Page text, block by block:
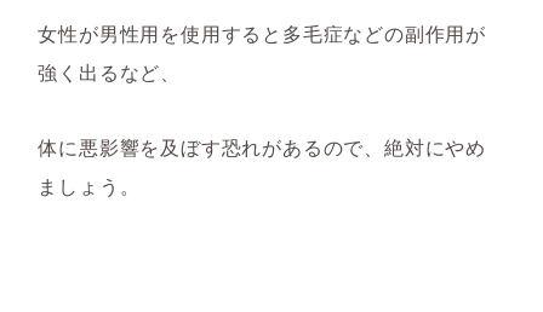
女性が男性用を使用すると 多毛症などの副作用が
強く出るなど、
体に悪影響を及ぼす恐れがあるので、絶対にやめ
ましょう。